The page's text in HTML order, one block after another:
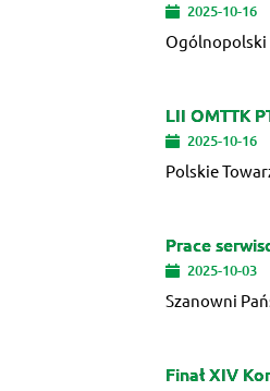
2025-10-16
Ogólnopolski
LII OMTTK
2025-10-16
Polskie
Prace
2025-10-03
Szanowni
Finał XIV